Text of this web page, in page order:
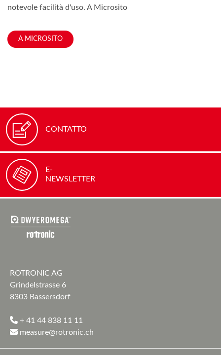
notevole facilità d'uso. A Microsito
A MICROSITO
CONTATTO
E-
NEWSLETTER
ROTRONIC AG
Grindelstrasse 6
8303 Bassersdorf
+ 41 44 838 11 11
measure@rotronic.ch